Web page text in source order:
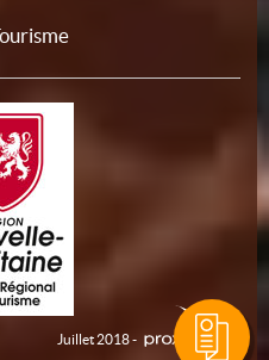
Juillet 2018 -